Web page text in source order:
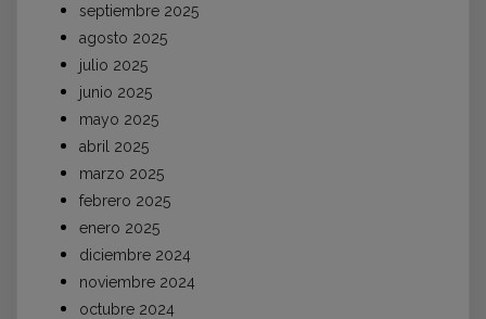
septiembre 2025
agosto 2025
julio 2025
junio 2025
mayo 2025
abril 2025
marzo 2025
febrero 2025
enero 2025
diciembre 2024
noviembre 2024
octubre 2024